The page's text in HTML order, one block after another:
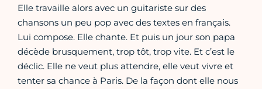
Elle travaille alors avec un guitariste sur des
chansons un peu pop avec des textes en français.
Lui compose. Elle chante. Et puis un jour son papa
décède brusquement, trop tôt, trop vite. Et c’est le
déclic. Elle ne veut plus attendre, elle veut vivre et
tenter sa chance à Paris. De la façon dont elle nous